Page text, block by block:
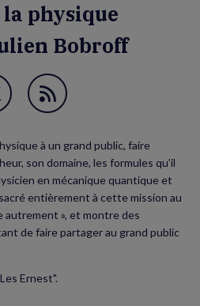
physique
Bobroff
Flux
à un grand public, faire
son domaine, les formules qu’il
en mécanique quantique et
entièrement à cette mission au
autrement », et montre des
de faire partager au grand public
Ernest".